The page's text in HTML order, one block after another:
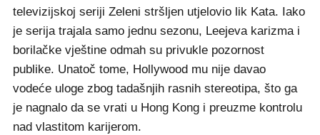
televizijskoj seriji Zeleni stršljen utjelovio lik Kata. Iako
je serija trajala samo jednu sezonu, Leejeva karizma i
borilačke vještine odmah su privukle pozornost
publike. Unatoč tome, Hollywood mu nije davao
vodeće uloge zbog tadašnjih rasnih stereotipa, što ga
je nagnalo da se vrati u Hong Kong i preuzme kontrolu
nad vlastitom karijerom.